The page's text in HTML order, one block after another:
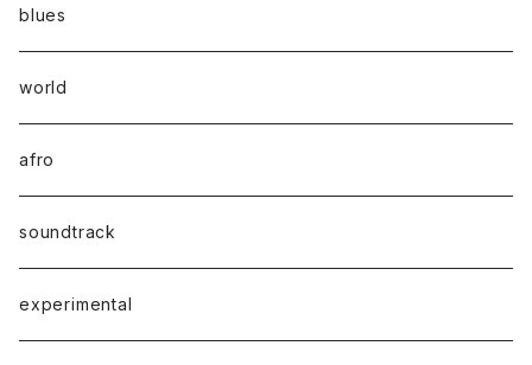
blues
world
afro
soundtrack
experimental